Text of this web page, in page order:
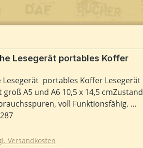
Lesegerät portables Koffer
portables Koffer Lesegerät
A5 und A6 10,5 x 14,5 cmZustand
voll Funktionsfähig.
Bildschirm 34 x 31 cm ,
mit 2 Objektiven , Netzkabel
Versandkosten